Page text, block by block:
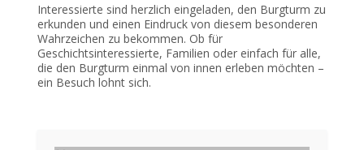
Interessierte sind herzlich eingeladen, den Burgturm zu
erkunden und einen Eindruck von diesem besonderen
Wahrzeichen zu bekommen. Ob für
Geschichtsinteressierte, Familien oder einfach für alle,
die den Burgturm einmal von innen erleben möchten –
ein Besuch lohnt sich.